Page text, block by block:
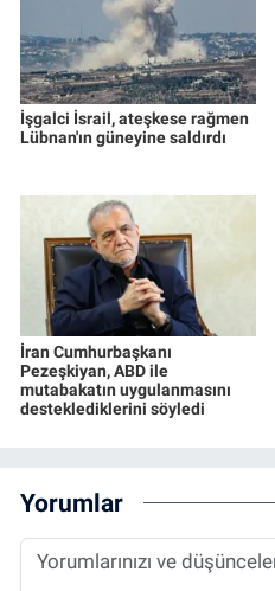
İşgalci İsrail, ateşkese rağmen
Lübnan'ın güneyine saldırdı
İran Cumhurbaşkanı
Pezeşkiyan, ABD ile
mutabakatın uygulanmasını
desteklediklerini söyledi
Yorumlar